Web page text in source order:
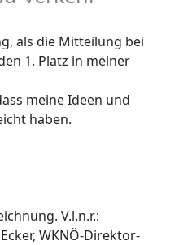
als die Mitteilung bei
1. Platz in meiner
meine Ideen und
haben.
V.l.n.r.:
WKNÖ-Direktor-